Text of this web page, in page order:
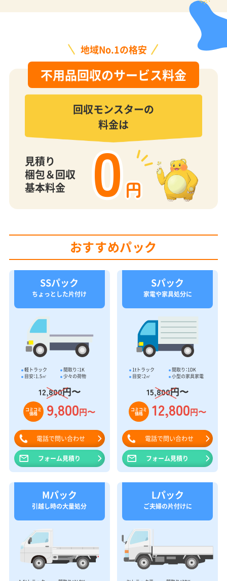
地域No.1の格安
不用品回収のサービス料金
回収モンスターの
料金は
見積り
梱包＆回収
基本料金
0円
おすすめパック
SSパック
ちょっとした片付け
軽トラック
間取り：1K
目安：1.5㎥
少々の荷物
12,800円〜
コミコミ
価格 9,800円〜
電話で問い合わせ
フォーム見積り
Sパック
家電や家具処分に
1tトラック
間取り：1DK
目安：2㎥
小型の家具家電
15,800円〜
コミコミ
価格 12,800円〜
電話で問い合わせ
フォーム見積り
Mパック
引越し時の大量処分
Lパック
ご夫婦の片付けに